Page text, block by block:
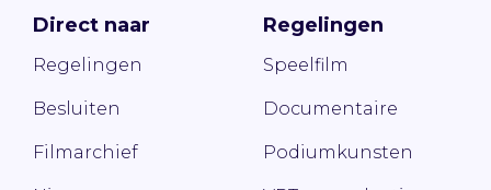
Direct naar
Regelingen
Besluiten
Filmarchief
Regelingen
Speelfilm
Documentaire
Podiumkunsten